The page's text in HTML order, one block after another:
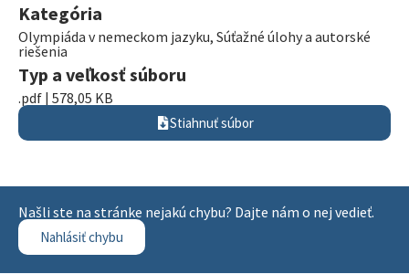
Kategória
Olympiáda v nemeckom jazyku, Súťažné úlohy a autorské
riešenia
Typ a veľkosť súboru
.pdf | 578,05 KB
Stiahnuť súbor
Našli ste na stránke nejakú chybu? Dajte nám o nej vedieť.
Nahlásiť chybu